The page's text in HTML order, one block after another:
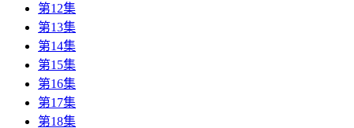
第12集
第13集
第14集
第15集
第16集
第17集
第18集